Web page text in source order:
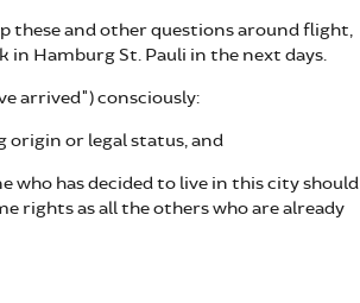
these and other questions around flight,
Hamburg St. Pauli in the next days.
arrived") consciously:
origin or legal status, and
who has decided to live in this city should
rights as all the others who are already